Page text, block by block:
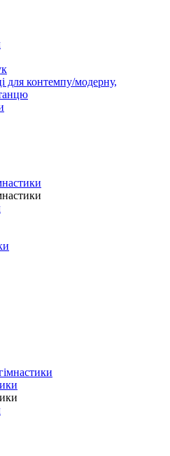
для контемпу/модерну,